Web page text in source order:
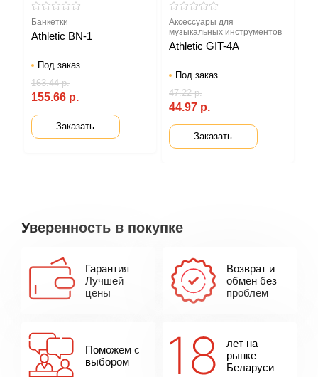
Банкетки
Athletic BN-1
Под заказ
155.66 р.
163.44 р.
Заказать
Аксессуары для
музыкальных инструментов
Athletic GIT-4A
Под заказ
44.97 р.
47.22 р.
Заказать
Уверенность в покупке
Гарантия
Лучшей
цены
Возврат и
обмен без
проблем
Поможем с
выбором
лет на
рынке
Беларуси